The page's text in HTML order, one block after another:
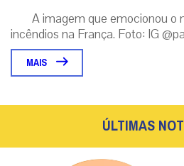
A imagem que emocionou o
incêndios na França. Foto: IG
MAIS
ÚLTIMAS